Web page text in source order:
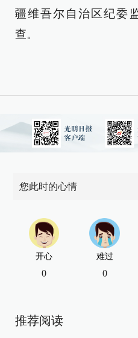
疆维吾尔自治区纪委
查。
您此时的心情
开心
0
难过
0
推荐阅读